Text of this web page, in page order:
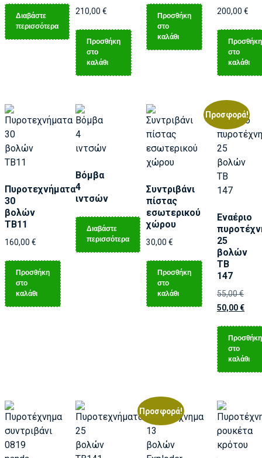
Διαβάστε
περισσότερα
210,00 €
Προσθήκη
στο
καλάθι
Προσθήκη
στο
καλάθι
200,00 €
Προσθήκη
στο
καλάθι
Πυροτεχνήματα
30
βολών
ΤΒ11
160,00 €
Προσθήκη
στο
καλάθι
Βόμβα
4
ιντσών
Διαβάστε
περισσότερα
Συντριβάνι
πίστας
εσωτερικού
χώρου
30,00 €
Προσθήκη
στο
καλάθι
Προσφορά!
Εναέριο
25
βολών
TB
147
55,00€
50,00€
Προσθήκη
στο
καλάθι
Προσφορά!